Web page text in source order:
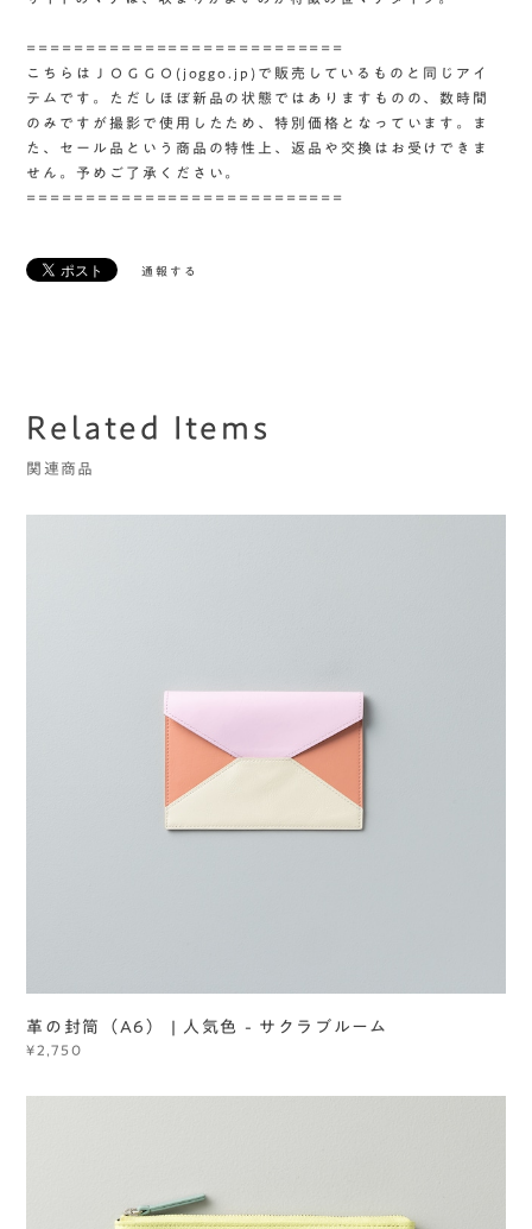
===========================
こちらはＪＯＧＧＯ(joggo.jp)で販売しているものと同じアイ
テムです。ただしほぼ新品の状態ではありますものの、数時間
のみですが撮影で使用したため、特別価格となっています。ま
た、セール品という商品の特性上、返品や交換はお受けできま
せん。予めご了承ください。
===========================
通報する
Related Items
関連商品
革の封筒（A6） | 人気色 - サクラブルーム
¥2,750